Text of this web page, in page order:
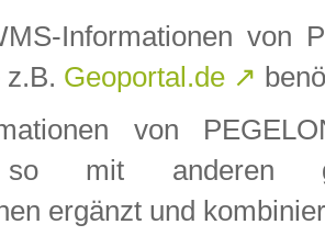
Informationen von
Geoportal.de ↗
von
mit anderen
ergänzt und